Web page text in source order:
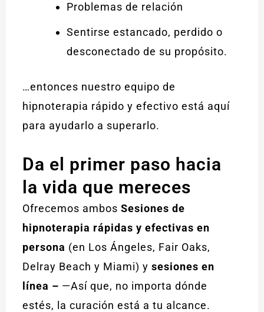
Problemas de relación
Sentirse estancado, perdido o
desconectado de su propósito.
…entonces nuestro equipo de
hipnoterapia rápido y efectivo está aquí
para ayudarlo a superarlo.
Da el primer paso hacia
la vida que mereces
Ofrecemos ambosSesiones de
hipnoterapia rápidas y efectivas en
persona (en Los Ángeles, Fair Oaks,
Delray Beach y Miami) ysesiones en
línea – —Así que, no importa dónde
estés, la curación está a tu alcance.